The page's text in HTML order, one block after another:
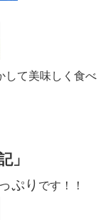
して美味しく食べ
」
ぷり です！！